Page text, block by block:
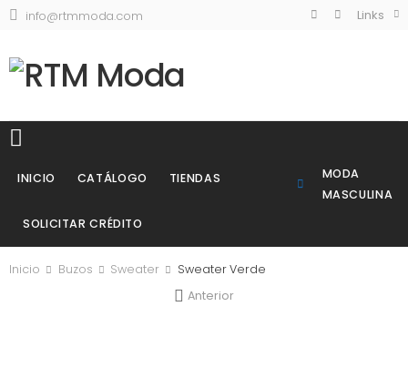
info@rtmmoda.com Links
INICIO CATÁLOGO TIENDAS
SOLICITAR CRÉDITO
MODA
MASCULINA
Inicio Buzos Sweater
Sweater Verde
Anterior